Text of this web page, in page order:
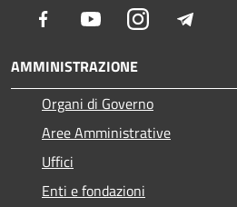
Facebook YoutubeInstagram
AMMINISTRAZIONE
Organi di Governo
Aree Amministrative
Uffici
Enti e fondazioni